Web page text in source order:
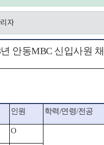
자
년 안동MBC 신입사원
인원 학력/연령/전공
O